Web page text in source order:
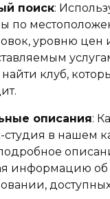
поиск:
по
уровню цен
клуб,
описания:
студия в нашем
информацию об